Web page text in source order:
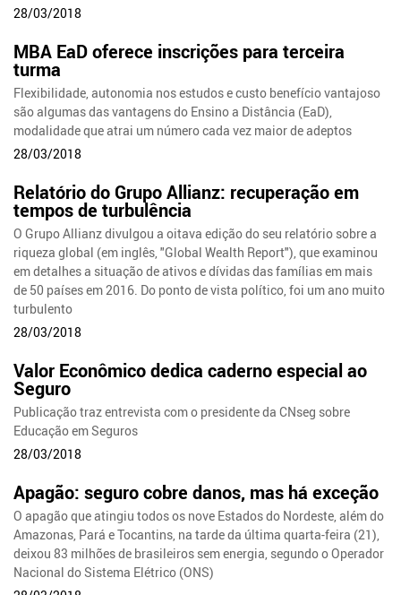
28/03/2018
MBA EaD oferece inscrições para terceira
turma
Flexibilidade, autonomia nos estudos e custo benefício vantajoso
são algumas das vantagens do Ensino a Distância (EaD),
modalidade que atrai um número cada vez maior de adeptos
28/03/2018
Relatório do Grupo Allianz: recuperação em
tempos de turbulência
O Grupo Allianz divulgou a oitava edição do seu relatório sobre a
riqueza global (em inglês, "Global Wealth Report"), que examinou
em detalhes a situação de ativos e dívidas das famílias em mais
de 50 países em 2016. Do ponto de vista político, foi um ano muito
turbulento
28/03/2018
Valor Econômico dedica caderno especial ao
Seguro
Publicação traz entrevista com o presidente da CNseg sobre
Educação em Seguros
28/03/2018
Apagão: seguro cobre danos, mas há exceção
O apagão que atingiu todos os nove Estados do Nordeste, além do
Amazonas, Pará e Tocantins, na tarde da última quarta-feira (21),
deixou 83 milhões de brasileiros sem energia, segundo o Operador
Nacional do Sistema Elétrico (ONS)